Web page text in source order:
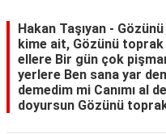
Hakan Taşıyan -
kime ait, Gözünü
ellere Bir gün çok
yerlere Ben sana yar
demedim mi Canımı al
doyursun Gözünü